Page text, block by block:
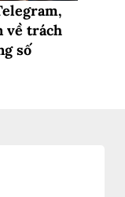
về trách
số